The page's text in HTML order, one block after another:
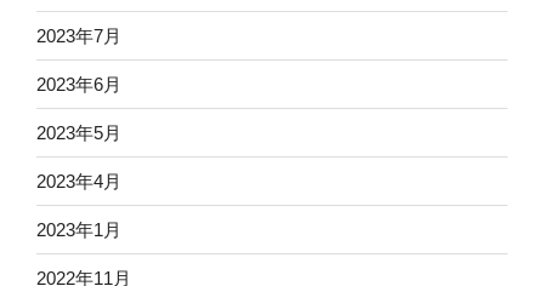
2023年7月
2023年6月
2023年5月
2023年4月
2023年1月
2022年11月